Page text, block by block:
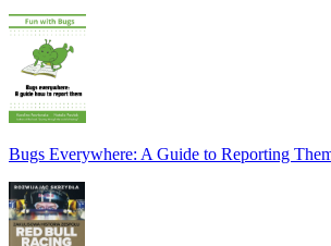
Bugs Everywhere: A Guide to Reporting